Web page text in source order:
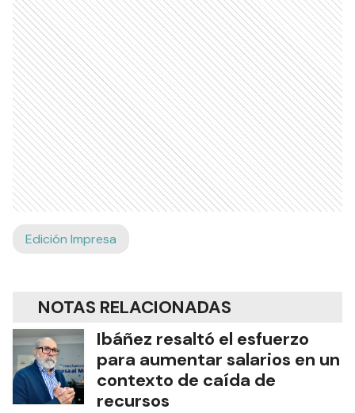
Edición Impresa
NOTAS RELACIONADAS
Ibáñez resaltó el esfuerzo
para aumentar salarios en un
contexto de caída de
recursos